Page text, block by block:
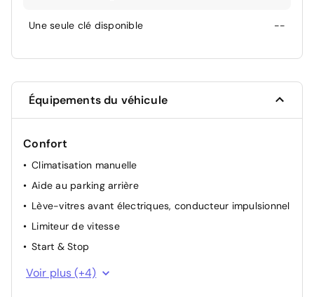
Une seule clé disponible --
Équipements du véhicule
Confort
Climatisation manuelle
Aide au parking arrière
Lève-vitres avant électriques, conducteur impulsionnel
Limiteur de vitesse
Start & Stop
Direction Assistée
Voir plus (+4)